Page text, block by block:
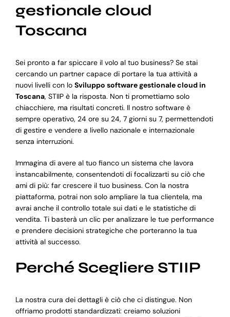
gestionale cloud
Toscana
Sei pronto a far spiccare il volo al tuo business? Se stai
cercando un partner capace di portare la tua attività a
nuovi livelli con lo Sviluppo software gestionale cloud in
Toscana, STIIP è la risposta. Non ti promettiamo solo
chiacchiere, ma risultati concreti. Il nostro software è
sempre operativo, 24 ore su 24, 7 giorni su 7, permettendoti
di gestire e vendere a livello nazionale e internazionale
senza interruzioni.
Immagina di avere al tuo fianco un sistema che lavora
instancabilmente, consentendoti di focalizzarti su ciò che
ami di più: far crescere il tuo business. Con la nostra
piattaforma, potrai non solo ampliare la tua clientela, ma
avrai anche il controllo totale sui dati e le statistiche di
vendita. Ti basterà un clic per analizzare le tue performance
e prendere decisioni strategiche che porteranno la tua
attività al successo.
Perché Scegliere STIIP
La nostra cura dei dettagli è ciò che ci distingue. Non
offriamo prodotti standardizzati: creiamo soluzioni